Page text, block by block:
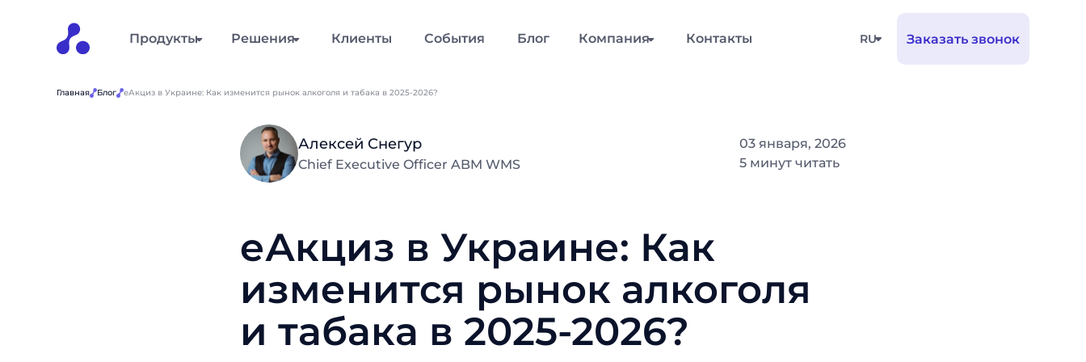
RU Заказать звонок
Продукты Решения Клиенты События Блог Компания Контакты
Главная Блог еАкциз в Украине: Как изменится рынок алкоголя и табака в 2025-2026?
Алексей Снегур
Chief Executive Officer ABM WMS
03 января, 2026
5 минут читать
еАкциз в Украине: Как
изменится рынок алкоголя
и табака в 2025-2026?